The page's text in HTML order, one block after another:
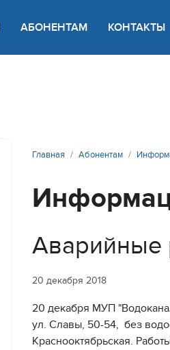
Версия для слабовидящих
АБОНЕНТАМ КОНТАКТЫ
Главная Абонентам
Аварийные
20 декабря 2018
20 декабря МУП
ул. Славы, 50-54, без
Краснооктябрьская.